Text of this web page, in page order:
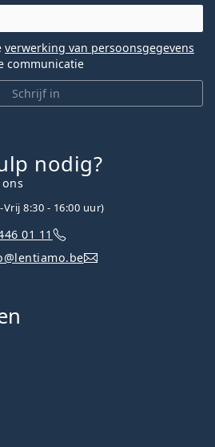
Schrijf in
verwerking van persoonsgegevens
communicatie
nodig?
ons
Vrij 8:30 - 16:00 uur)
01 11